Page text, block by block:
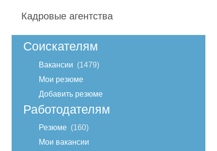
Кадровые агентства
Соискателям
Вакансии
1479
Мои резюме
Добавить резюме
Работодателям
Резюме
160
Мои вакансии